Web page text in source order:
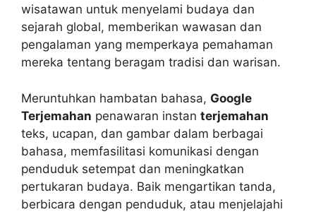
wisatawan untuk menyelami budaya dan
sejarah global, memberikan wawasan dan
pengalaman yang memperkaya pemahaman
mereka tentang beragam tradisi dan warisan.
Meruntuhkan hambatan bahasa, Google
Terjemahan penawaran instan terjemahan
teks, ucapan, dan gambar dalam berbagai
bahasa, memfasilitasi komunikasi dengan
penduduk setempat dan meningkatkan
pertukaran budaya. Baik mengartikan tanda,
berbicara dengan penduduk, atau menjelajahi